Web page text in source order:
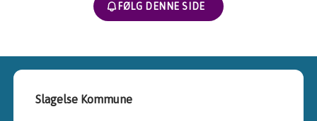
FØLG DENNE SIDE
Slagelse Kommune